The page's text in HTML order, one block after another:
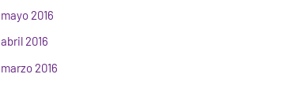
mayo 2016
abril 2016
marzo 2016